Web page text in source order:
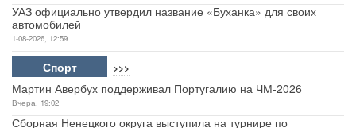
УАЗ официально утвердил название «Буханка» для своих
автомобилей
1-08-2026, 12:59
Спорт >>>
Мартин Авербух поддерживал Португалию на ЧМ-2026
Вчера, 19:02
Сборная Ненецкого округа выступила на турнире по